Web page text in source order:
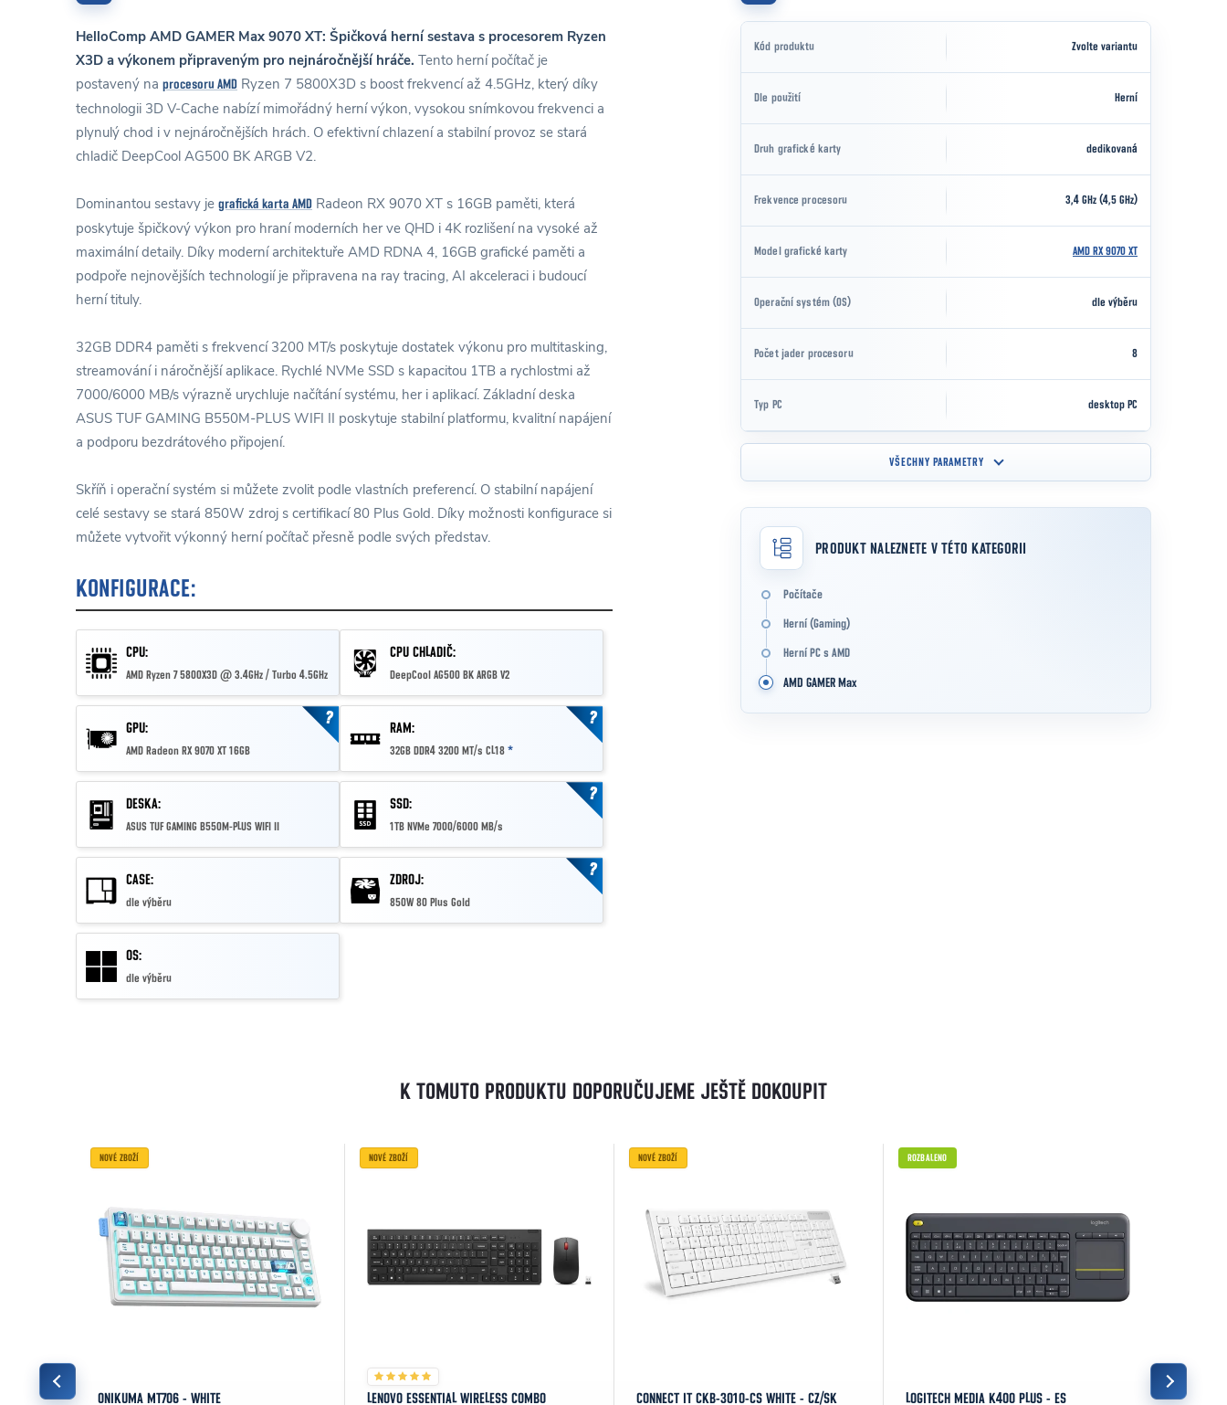
HelloComp AMD GAMER Max 9070 XT: Špičková herní sestava s procesorem Ryzen
X3D a výkonem připraveným pro nejnáročnější hráče. Tento herní počítač je
postavený na procesoru AMD Ryzen 7 5800X3D s boost frekvencí až 4.5GHz, který díky
technologii 3D V-Cache nabízí mimořádný herní výkon, vysokou snímkovou frekvenci a
plynulý chod i v nejnáročnějších hrách. O efektivní chlazení a stabilní provoz se stará
chladič DeepCool AG500 BK ARGB V2.
Dominantou sestavy je grafická karta AMD Radeon RX 9070 XT s 16GB paměti, která
poskytuje špičkový výkon pro hraní moderních her ve QHD i 4K rozlišení na vysoké až
maximální detaily. Díky moderní architektuře AMD RDNA 4, 16GB grafické paměti a
podpoře nejnovějších technologií je připravena na ray tracing, AI akceleraci i budoucí
herní tituly.
32GB DDR4 paměti s frekvencí 3200 MT/s poskytuje dostatek výkonu pro multitasking,
streamování i náročnější aplikace. Rychlé NVMe SSD s kapacitou 1TB a rychlostmi až
7000/6000 MB/s výrazně urychluje načítání systému, her i aplikací. Základní deska
ASUS TUF GAMING B550M-PLUS WIFI II poskytuje stabilní platformu, kvalitní napájení
a podporu bezdrátového připojení.
Skříň i operační systém si můžete zvolit podle vlastních preferencí. O stabilní napájení
celé sestavy se stará 850W zdroj s certifikací 80 Plus Gold. Díky možnosti konfigurace si
můžete vytvořit výkonný herní počítač přesně podle svých představ.
KONFIGURACE:
CPU:
AMD Ryzen 7 5800X3D @ 3.4GHz / Turbo 4.5GHz
CPU CHLADIČ:
DeepCool AG500 BK ARGB V2
GPU:
AMD Radeon RX 9070 XT 16GB
?
RAM:
32GB DDR4 3200 MT/s CL18 *
?
DESKA:
ASUS TUF GAMING B550M-PLUS WIFI II
SSD:
1TB NVMe 7000/6000 MB/s
?
CASE:
dle výběru
ZDROJ:
850W 80 Plus Gold
?
OS:
dle výběru
Kód produktu Zvolte variantu
Dle použití Herní
Druh grafické karty dedikovaná
Frekvence procesoru 3,4 GHz (4,5 GHz)
Model grafické karty AMD RX 9070 XT
Operační systém (OS) dle výběru
Počet jader procesoru 8
Typ PC desktop PC
VŠECHNY PARAMETRY
PRODUKT NALEZNETE V TÉTO KATEGORII
Počítače
Herní (Gaming)
Herní PC s AMD
AMD GAMER Max
K TOMUTO PRODUKTU DOPORUČUJEME JEŠTĚ DOKOUPIT
(ROG RX
NOVÉ ZBOŽÍ
ONIKUMA MT706 - WHITE
NOVÉ ZBOŽÍ
LENOVO ESSENTIAL WIRELESS COMBO
NOVÉ ZBOŽÍ
CONNECT IT CKB-3010-CS WHITE - CZ/SK
ROZBALENO
LOGITECH MEDIA K400 PLUS - ES ASUS